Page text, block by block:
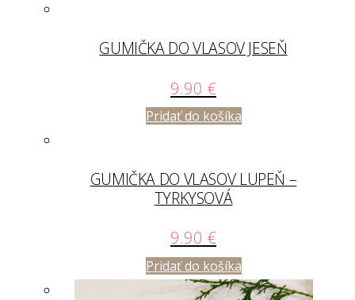
GUMIČKA DO VLASOV JESEŇ
9.90 €
Pridať do košíka
GUMIČKA DO VLASOV LUPEŇ –
TYRKYSOVÁ
9.90 €
Pridať do košíka